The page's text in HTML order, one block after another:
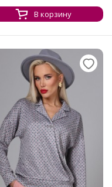
В корзину